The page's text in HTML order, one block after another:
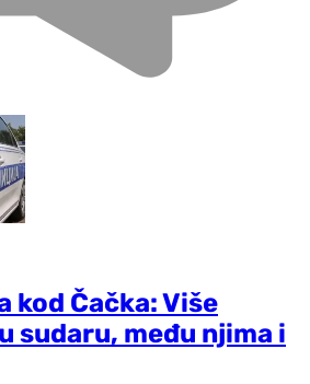
kod Čačka: Više
sudaru, među njima i